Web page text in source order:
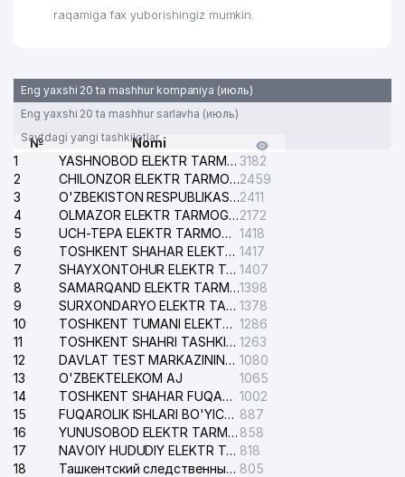
raqamiga fax yuborishingiz mumkin.
Eng yaxshi 20 ta mashhur kompaniya (июль)
Eng yaxshi 20 ta mashhur sarlavha (июль)
Saytdagi yangi tashkilotlar
№
Nomi
1
YASHNOBOD ELEKTR TARMOG'I NOSOZLIKLARI XIZMATI 3182
2
CHILONZOR ELEKTR TARMOG'I NOSOZLIK XIZMATI2459
3
O'ZBEKISTON RESPUBLIKASI BOSH PROKURATURASI ISHONCH TELEFONI2411
4
OLMAZOR ELEKTR TARMOG'I NOSOZLIKLARI XIZMATI2172
5
UCH-TEPA ELEKTR TARMOG'I NOSOZLIKLARI XIZMATI 1418
6
TOSHKENT SHAHAR ELEKTR TARMOQLARI KORXONASI AJ 1417
7
SHAYXONTOHUR ELEKTR TARMOG'I NOSOZLIKLARINI TUZATISH XIZMATI 1407
8
SAMARQAND ELEKTR TARMOQLARI AJ1398
9
SURXONDARYO ELEKTR TARMOQLARI AJ 1378
10
TOSHKENT TUMANI ELEKTR TARMOG'I AVARIYA XIZMATI 1286
11
TOSHKENT SHAHRI TASHKILOT TELEFONLARI HAQIDA MA'LUMOT BYUROSI 1263
12
DAVLAT TEST MARKAZINING ISHONCH TELEFONLARI 1080
13
O'ZBEKTELEKOM AJ
1065
14
TOSHKENT SHAHAR FUQAROLIK ISHLARI BO'YICHA SUDI 1002
15
FUQAROLIK ISHLARI BO'YICHA YAKKASAROY TUMANLARARO SUDI 887
16
YUNUSOBOD ELEKTR TARMOG'I NOSOZLIKLARI XIZMATI 858
17
NAVOIY HUDUDIY ELEKTR TARMOQLARI KORXONASI AJ 818
18
Ташкентский следственный изолятор 805